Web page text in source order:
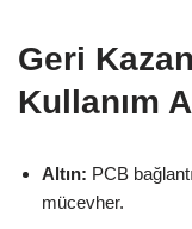
Geri
Kullanım
Altın: PCB
mücevher.